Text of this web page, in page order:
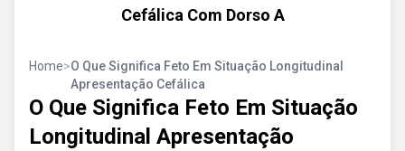
Cefálica Com Dorso A
Home>O Que Significa Feto Em Situação Longitudinal
Apresentação Cefálica
O Que Significa Feto Em Situação
Longitudinal Apresentação